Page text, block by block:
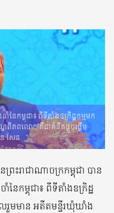
ៃកម្ពុជា៖ ពីទីតាំងឧក្រិដ្ឋកម្មមក
ឌពិភពលោក គឺជាគំនិតផ្តួចផ្តើម
សែន
រះរាជាណាចក្រកម្ពុជា បាន
ៃកម្ពុជា៖ ពីទីតាំងឧក្រិដ្ឋ
រួមមាន អតីតមន្ទីរឃុំឃាំង